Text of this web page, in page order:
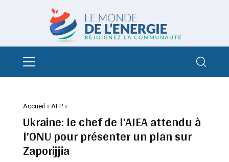
Accueil » AFP»
Ukraine: le chef de l’AIEA attendu à
l’ONU pour présenter un plan sur
Zaporijjia